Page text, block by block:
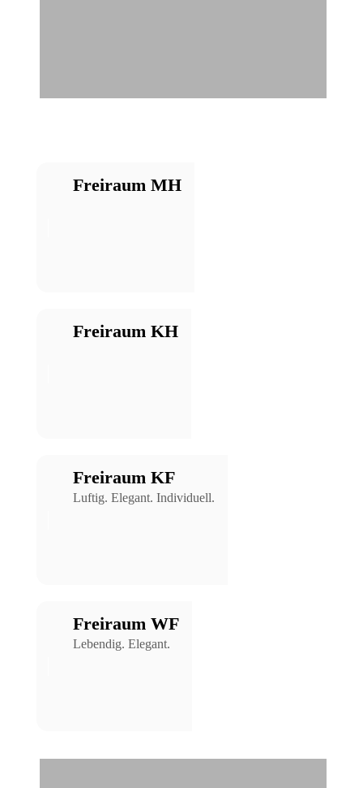
Freiraum MH
Freiraum KH
Freiraum KF
Luftig. Elegant. Individuell.
Freiraum WF
Lebendig. Elegant.